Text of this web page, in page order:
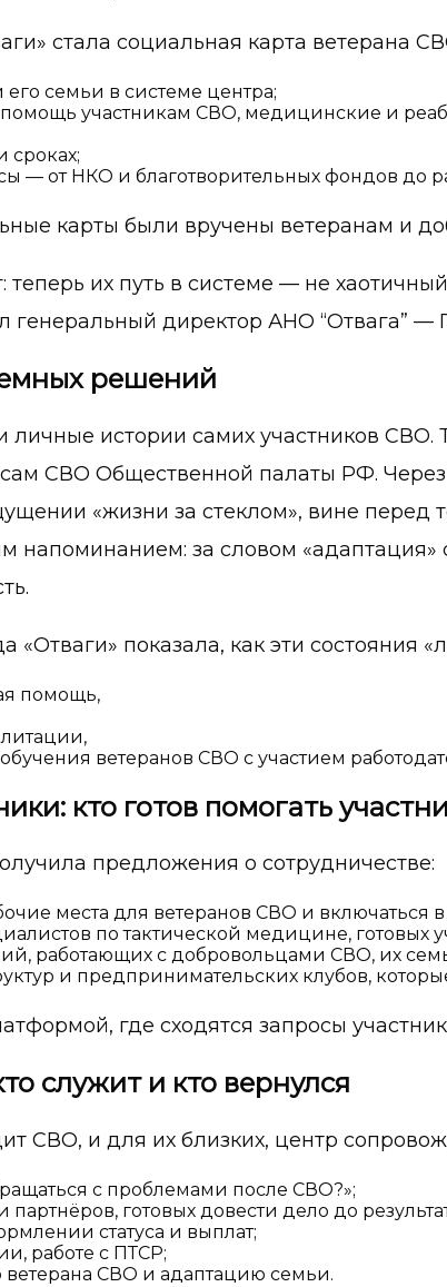
стала социальная карта ветерана
семьи в системе центра;
участникам СВО, медицинские и
сроках;
— от НКО и благотворительных фондов до
карты были вручены ветеранам и
теперь их путь в системе — не
генеральный директор АНО “Отвага” —
решений
личные истории самих участников
СВО Общественной палаты РФ. Через
«жизни за стеклом», вине перед
напоминанием: за словом
показала, как эти состояния
помощь,
ветеранов СВО с участием
кто готов помогать
предложения о сотрудничестве:
места для ветеранов СВО и включаться в
по тактической медицине, готовых
работающих с добровольцами СВО, их
и предпринимательских клубов,
где сходятся запросы
служит и кто вернулся
СВО, и для их близких, центр
с проблемами после СВО?»;
готовых довести дело до
статуса и выплат;
работе с ПТСР;
ветерана СВО и адаптацию семьи.